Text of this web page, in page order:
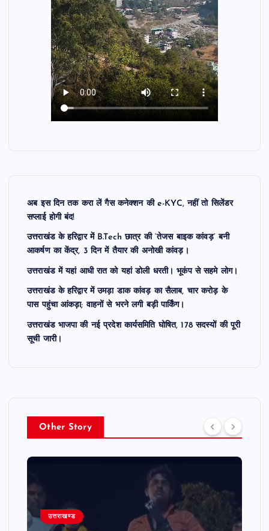
अब इस दिन तक करा लें गैस कनेक्शन की e-KYC, नहीं तो सिलेंडर
सप्लाई होगी बंद!
उत्तराखंड के हरिद्वार में B.Tech छात्र की ‘तेजस बाइक कांवड़’ बनी
आकर्षण का केंद्र, 3 दिन में तैयार की अनोखी कांवड़।
उत्तराखंड में यहां आधी रात को यहां डोली धरती। भूकंप से सहमे लोग।
उत्तराखंड के हरिद्वार में उमड़ा डाक कांवड़ का सैलाब, चार करोड़ के
पास पहुंचा आंकड़ा; वाहनों से भरने लगी बड़ी पार्किंग।
उत्तराखंड भाजपा की नई प्रदेश कार्यसमिति घोषित, 178 सदस्यों की पूरी
सूची जारी।
Other Story
उत्तराखण्ड